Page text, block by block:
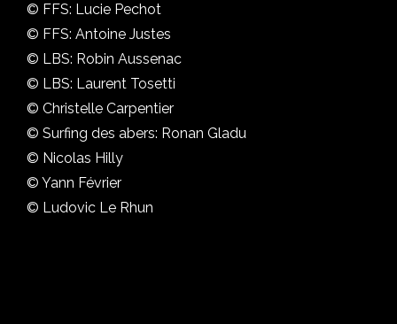
© FFS: Lucie Pechot
© FFS: Antoine Justes
© LBS: Robin Aussenac
© LBS: Laurent Tosetti
© Christelle Carpentier
© Surfing des abers: Ronan Gladu
© Nicolas Hilly
© Yann Février
© Ludovic Le Rhun